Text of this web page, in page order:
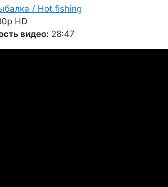
/ Hot fishing
HD
видео: 28:47